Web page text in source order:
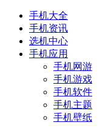
手机大全
手机资讯
选机中心
手机应用
手机网游
手机游戏
手机软件
手机主题
手机壁纸